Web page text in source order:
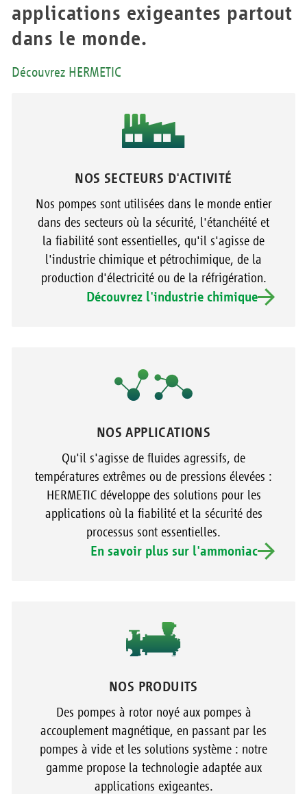
applications exigeantes partout
dans le monde.
Découvrez HERMETIC
NOS SECTEURS D'ACTIVITÉ
Nos pompes sont utilisées dans le monde entier
dans des secteurs où la sécurité, l'étanchéité et
la fiabilité sont essentielles, qu'il s'agisse de
l'industrie chimique et pétrochimique, de la
production d'électricité ou de la réfrigération.
Découvrez l'industrie chimique
NOS APPLICATIONS
Qu'il s'agisse de fluides agressifs, de
températures extrêmes ou de pressions élevées :
HERMETIC développe des solutions pour les
applications où la fiabilité et la sécurité des
processus sont essentielles.
En savoir plus sur l'ammoniac
NOS PRODUITS
Des pompes à rotor noyé aux pompes à
accouplement magnétique, en passant par les
pompes à vide et les solutions système : notre
gamme propose la technologie adaptée aux
applications exigeantes.